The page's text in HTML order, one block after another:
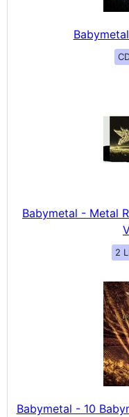
Babymetal - Metal
2
Babymetal - 10